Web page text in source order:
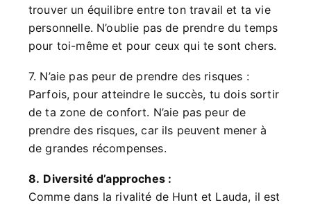
trouver un équilibre entre ton travail et ta vie
personnelle. N’oublie pas de prendre du temps
pour toi-même et pour ceux qui te sont chers.
7. N’aie pas peur de prendre des risques :
Parfois, pour atteindre le succès, tu dois sortir
de ta zone de confort. N’aie pas peur de
prendre des risques, car ils peuvent mener à
de grandes récompenses.
8. Diversité d’approches :
Comme dans la rivalité de Hunt et Lauda, il est